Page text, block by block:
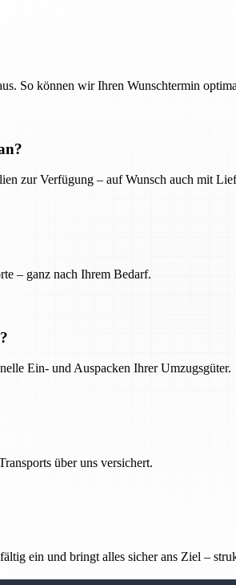
So können wir Ihren Wunschtermin
zur Verfügung – auf Wunsch auch mit
– ganz nach Ihrem Bedarf.
Ein- und Auspacken Ihrer Umzugsgüter.
über uns versichert.
ein und bringt alles sicher ans Ziel –